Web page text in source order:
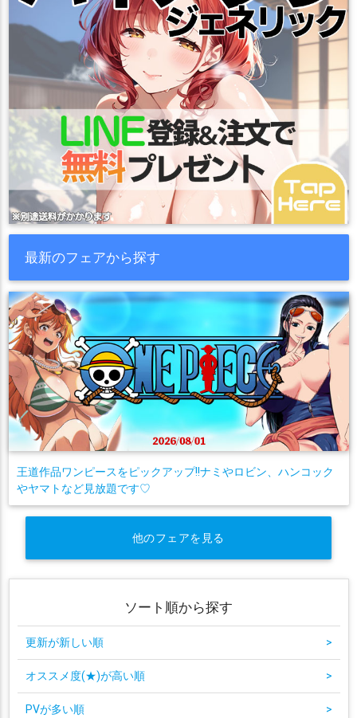
最新のフェアから探す
王道作品ワンピースをピックアップ!!ナミやロビン、ハンコック
やヤマトなど見放題です♡
他のフェアを見る
ソート順から探す
更新が新しい順 >
オススメ度(★)が高い順 >
PVが多い順 >